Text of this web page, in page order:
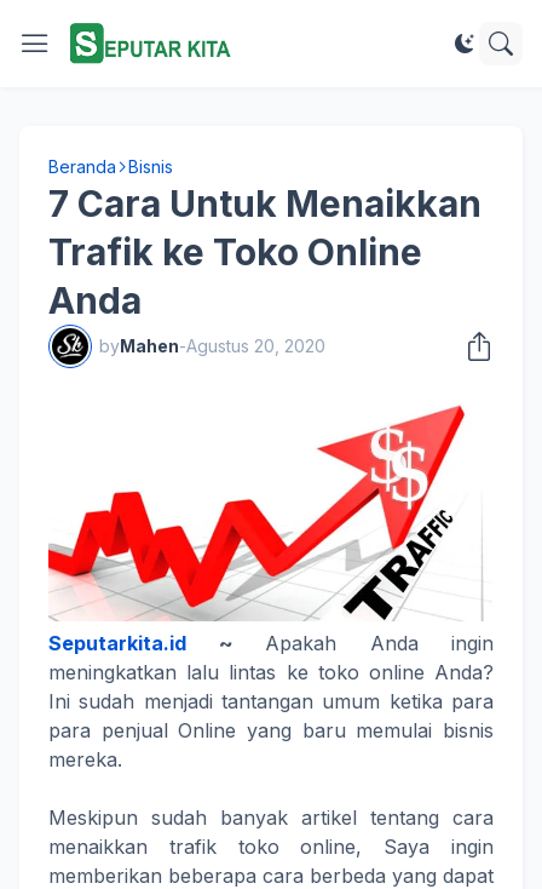
Beranda Bisnis
7 Cara Untuk Menaikkan
Trafik ke Toko Online
Anda
byMahen-Agustus 20, 2020
Seputarkita.id ~ Apakah Anda ingin
meningkatkan lalu lintas ke toko online Anda?
Ini sudah menjadi tantangan umum ketika para
para penjual Online yang baru memulai bisnis
mereka.
Meskipun sudah banyak artikel tentang cara
menaikkan trafik toko online, Saya ingin
memberikan beberapa cara berbeda yang dapat